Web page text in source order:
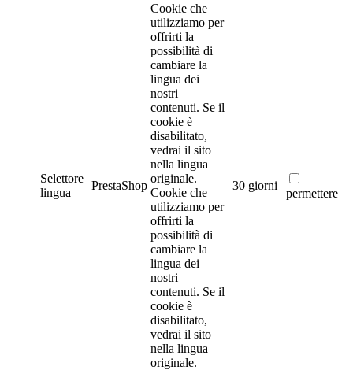
Selettore
lingua
PrestaShop
Cookie che
utilizziamo per
offrirti la
possibilità di
cambiare la
lingua dei
nostri
contenuti. Se il
cookie è
disabilitato,
vedrai il sito
nella lingua
originale.
Cookie che
utilizziamo per
offrirti la
possibilità di
cambiare la
lingua dei
nostri
contenuti. Se il
cookie è
disabilitato,
vedrai il sito
nella lingua
originale.
30 giorni
permettere